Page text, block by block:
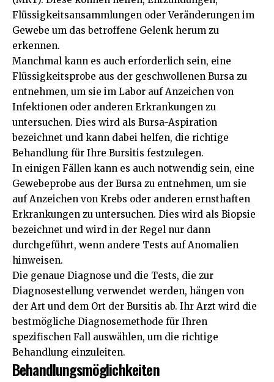
Flüssigkeitsansammlungen oder Veränderungen im
Gewebe um das betroffene Gelenk herum zu
erkennen.
Manchmal kann es auch erforderlich sein, eine
Flüssigkeitsprobe aus der geschwollenen Bursa zu
entnehmen, um sie im Labor auf Anzeichen von
Infektionen oder anderen Erkrankungen zu
untersuchen. Dies wird als Bursa-Aspiration
bezeichnet und kann dabei helfen, die richtige
Behandlung für Ihre Bursitis festzulegen.
In einigen Fällen kann es auch notwendig sein, eine
Gewebeprobe aus der Bursa zu entnehmen, um sie
auf Anzeichen von Krebs oder anderen ernsthaften
Erkrankungen zu untersuchen. Dies wird als Biopsie
bezeichnet und wird in der Regel nur dann
durchgeführt, wenn andere Tests auf Anomalien
hinweisen.
Die genaue Diagnose und die Tests, die zur
Diagnosestellung verwendet werden, hängen von
der Art und dem Ort der Bursitis ab. Ihr Arzt wird die
bestmögliche Diagnosemethode für Ihren
spezifischen Fall auswählen, um die richtige
Behandlung einzuleiten.
Behandlungsmöglichkeiten